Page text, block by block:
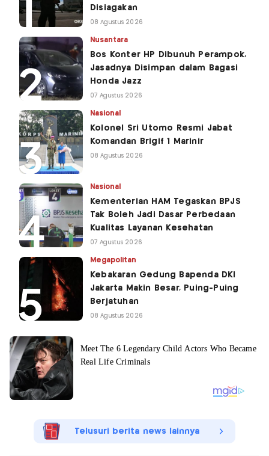
Disiagakan
08 Agustus 2026
Nusantara
Bos Konter HP Dibunuh Perampok,
Jasadnya Disimpan dalam Bagasi
Honda Jazz
07 Agustus 2026
Nasional
Kolonel Sri Utomo Resmi Jabat
Komandan Brigif 1 Marinir
08 Agustus 2026
Nasional
Kementerian HAM Tegaskan BPJS
Tak Boleh Jadi Dasar Perbedaan
Kualitas Layanan Kesehatan
07 Agustus 2026
Megapolitan
Kebakaran Gedung Bapenda DKI
Jakarta Makin Besar, Puing-Puing
Berjatuhan
08 Agustus 2026
Telusuri berita news lainnya